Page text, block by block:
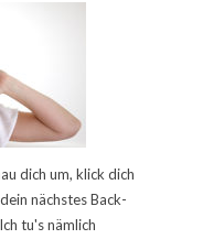
dich um, klick dich
nächstes Back-
tu's nämlich